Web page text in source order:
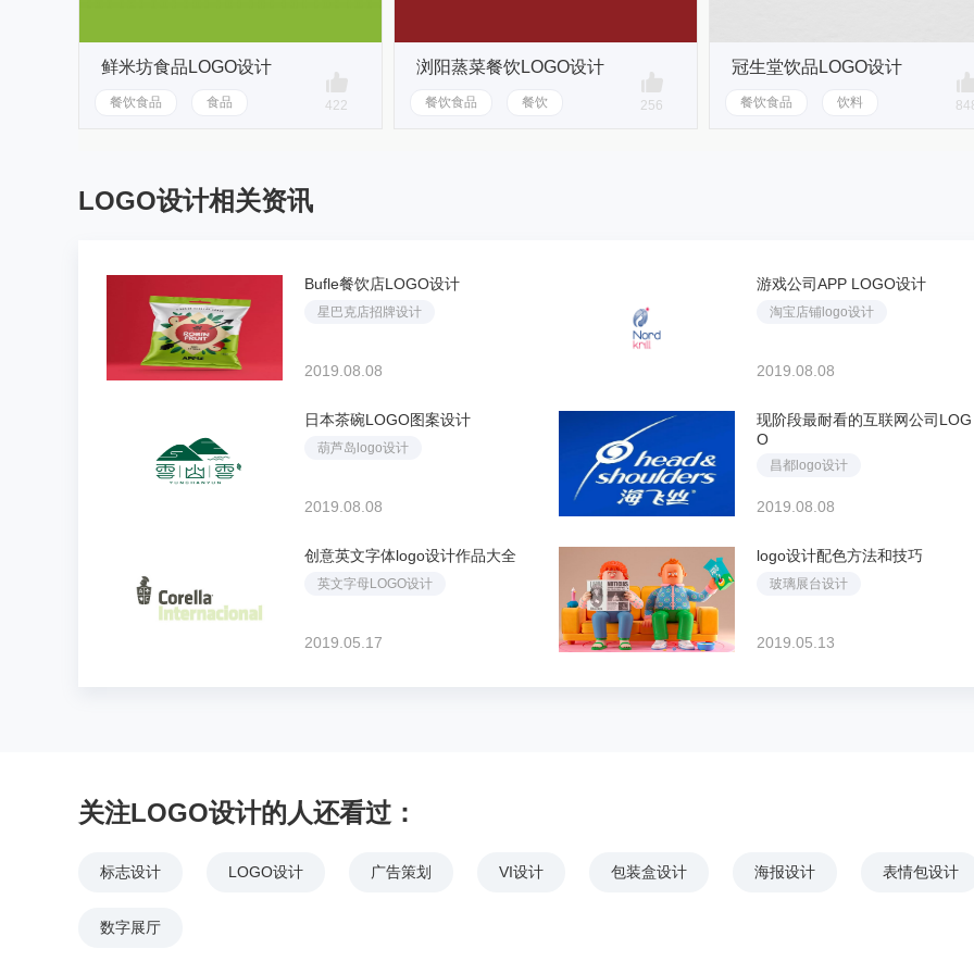
鲜米坊食品LOGO设计
餐饮食品 食品 422
浏阳蒸菜餐饮LOGO设计
餐饮食品 餐饮 256
冠生堂饮品LOGO设计
餐饮食品 饮料
LOGO设计相关资讯
Bufle餐饮店LOGO设计
星巴克店招牌设计
2019.08.08
游戏公司APP LOGO设计
淘宝店铺logo设计
2019.08.08
日本茶碗LOGO图案设计
葫芦岛logo设计
2019.08.08
现阶段最耐看的互联网公司LOG
O
昌都logo设计
2019.08.08
创意英文字体logo设计作品大全
英文字母LOGO设计
2019.05.17
logo设计配色方法和技巧
玻璃展台设计
2019.05.13
关注LOGO设计的人还看过：
标志设计 LOGO设计 广告策划 VI设计 包装盒设计 海报设计 表情包设计
数字展厅